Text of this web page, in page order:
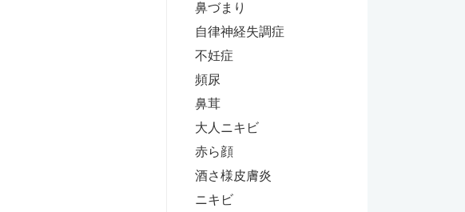
鼻づまり
自律神経失調症
不妊症
頻尿
鼻茸
大人ニキビ
赤ら顔
酒さ様皮膚炎
ニキビ